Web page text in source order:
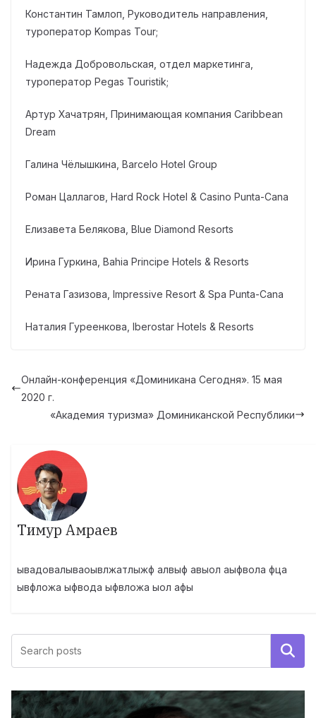
Константин Тамлоп, Руководитель направления,
туроператор Kompas Tour;
Надежда Добровольская, отдел маркетинга,
туроператор Pegas Touristik;
Артур Хачатрян, Принимающая компания Caribbean
Dream
Галина Чёлышкина, Barcelo Hotel Group
Роман Цаллагов, Hard Rock Hotel & Casino Punta-Cana
Елизавета Белякова, Blue Diamond Resorts
Ирина Гуркина, Bahia Principe Hotels & Resorts
Рената Газизова, Impressive Resort & Spa Punta-Cana
Наталия Гуреенкова, Iberostar Hotels & Resorts
Онлайн-конференция «Доминикана Сегодня». 15 мая
2020 г.
«Академия туризма» Доминиканской Республики
Тимур Амраев
ывадовалываоывлжатлыжф алвыф авыол аыфвола фца
ывфложа ыфвода ыфвложа ыол афы
Поиск